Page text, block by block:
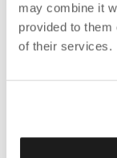
may combine it
provided to them
of their services.
VÄGG
på långa